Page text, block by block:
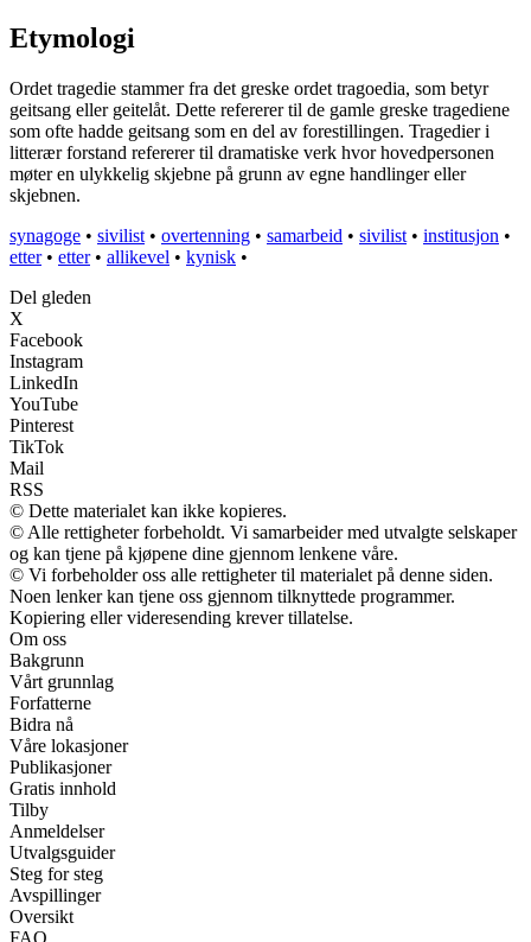
Etymologi
Ordet tragedie stammer fra det greske ordet tragoedia, som betyr
geitsang eller geitelåt. Dette refererer til de gamle greske tragediene
som ofte hadde geitsang som en del av forestillingen. Tragedier i
litterær forstand refererer til dramatiske verk hvor hovedpersonen
møter en ulykkelig skjebne på grunn av egne handlinger eller
skjebnen.
synagoge • sivilist • overtenning • samarbeid • sivilist • institusjon •
etter• etter• allikevel • kynisk •
Del gleden
X
Facebook
Instagram
LinkedIn
YouTube
Pinterest
TikTok
Mail
RSS
© Dette materialet kan ikke kopieres.
© Alle rettigheter forbeholdt. Vi samarbeider med utvalgte selskaper
og kan tjene på kjøpene dine gjennom lenkene våre.
© Vi forbeholder oss alle rettigheter til materialet på denne siden.
Noen lenker kan tjene oss gjennom tilknyttede programmer.
Kopiering eller videresending krever tillatelse.
Om oss
Bakgrunn
Vårt grunnlag
Forfatterne
Bidra nå
Våre lokasjoner
Publikasjoner
Gratis innhold
Tilby
Anmeldelser
Utvalgsguider
Steg for steg
Avspillinger
Oversikt